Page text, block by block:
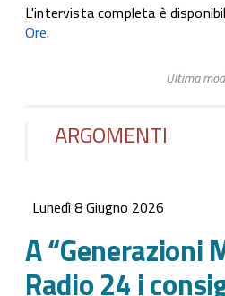
L'intervista completa è
Ore.
Ultima
ARGOMENTI
Lunedì 8 Giugno 2026
A “Generazioni
Radio 24 i